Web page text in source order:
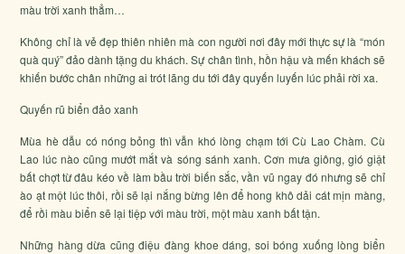
màu trời xanh thẳm…
Không chỉ là vẻ đẹp thiên nhiên mà con người nơi đây mới thực sự là “món
quà quý” đảo dành tặng du khách. Sự chân tình, hồn hậu và mến khách sẽ
khiến bước chân những ai trót lãng du tới đây quyến luyến lúc phải rời xa.
Quyến rũ biển đảo xanh
Mùa hè dẫu có nóng bỏng thì vẫn khó lòng chạm tới Cù Lao Chàm. Cù
Lao lúc nào cũng mướt mắt và sóng sánh xanh. Cơn mưa giông, gió giật
bất chợt từ đâu kéo về làm bầu trời biến sắc, vần vũ ngay đó nhưng sẽ chỉ
ào ạt một lúc thôi, rồi sẽ lại nắng bừng lên để hong khô dải cát mịn màng,
để rồi màu biển sẽ lại tiệp với màu trời, một màu xanh bất tận.
Những hàng dừa cũng điệu đàng khoe dáng, soi bóng xuống lòng biển